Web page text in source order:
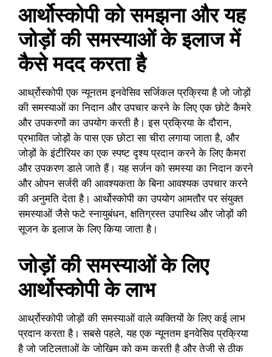
आर्थोस्कोपी को समझना और यह
जोड़ों की समस्याओं के इलाज में
कैसे मदद करता है
आर्थ्रोस्कोपी एक न्यूनतम इनवेसिव सर्जिकल प्रक्रिया है जो जोड़ों
की समस्याओं का निदान और उपचार करने के लिए एक छोटे कैमरे
और उपकरणों का उपयोग करती है। इस प्रक्रिया के दौरान,
प्रभावित जोड़ों के पास एक छोटा सा चीरा लगाया जाता है, और
जोड़ों के इंटीरियर का एक स्पष्ट दृश्य प्रदान करने के लिए कैमरा
और उपकरण डाले जाते हैं। यह सर्जन को समस्या का निदान करने
और ओपन सर्जरी की आवश्यकता के बिना आवश्यक उपचार करने
की अनुमति देता है। आर्थोस्कोपी का उपयोग आमतौर पर संयुक्त
समस्याओं जैसे फटे स्नायुबंधन, क्षतिग्रस्त उपास्थि और जोड़ों की
सूजन के इलाज के लिए किया जाता है।
जोड़ों की समस्याओं के लिए
आर्थोस्कोपी के लाभ
आर्थ्रोस्कोपी जोड़ों की समस्याओं वाले व्यक्तियों के लिए कई लाभ
प्रदान करता है। सबसे पहले, यह एक न्यूनतम इनवेसिव प्रक्रिया
है जो जटिलताओं के जोखिम को कम करती है और तेजी से ठीक